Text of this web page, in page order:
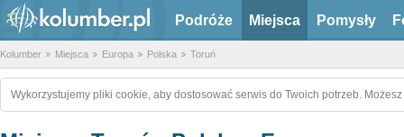
Podróże Miejsca Pomysły
Kolumber Miejsca Europa Polska Toruń
Wykorzystujemy pliki cookie, aby dostosować serwis do Twoich potrzeb.